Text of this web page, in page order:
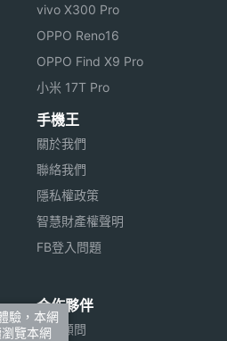
vivo X300 Pro
OPPO Reno16
OPPO Find X9 Pro
小米 17T Pro
手機王
關於我們
聯絡我們
隱私權政策
智慧財產權聲明
FB登入問題
合作夥伴
法律顧問
驗，本網
覽本網